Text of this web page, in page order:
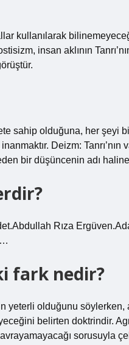
kullanılarak
insan aklının
sahip olduğuna, her şeyi
Deizm: Tanrı’nın
bir düşüncenin adı
Rıza
fark nedir?
yeterli olduğunu söylerken,
belirten doktrindir.
sorusuyla